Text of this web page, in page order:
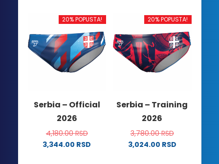
ima
varijanti.
Opcije
mogu
biti
stranici
proizvoda.
ima
varijanti.
Opcije
mogu
biti
stranici
proizvoda.
20% POPUSTA!
Serbia – Official
2026
4,180.00RSD
3,344.00 RSD
20% POPUSTA!
Serbia – Training
2026
3,780.00RSD
3,024.00 RSD